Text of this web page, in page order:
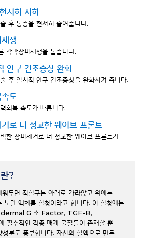
저히 저하
후 통증을 현저히 줄여줍니다.
생
각막상피재생을 돕습니다.
안구 건조증상 완화
후 일시적 안구 건조증상을 완화시켜 줍니다.
도
회복 속도가 빠릅니다.
로 더 정교한 웨이브 프론트
한 상피제거로 더 정교한 웨이브 프론트가
?
두면 적혈구는 아래로 가라앉고 위에는
노란 액체를 혈청이라고 합니다. 이 혈청에는
G 소 Factor, TGF-B,
수적인 각종 매개 물질들이 존재할 뿐
분도 풍부합니다. 자신의 혈액으로 만든